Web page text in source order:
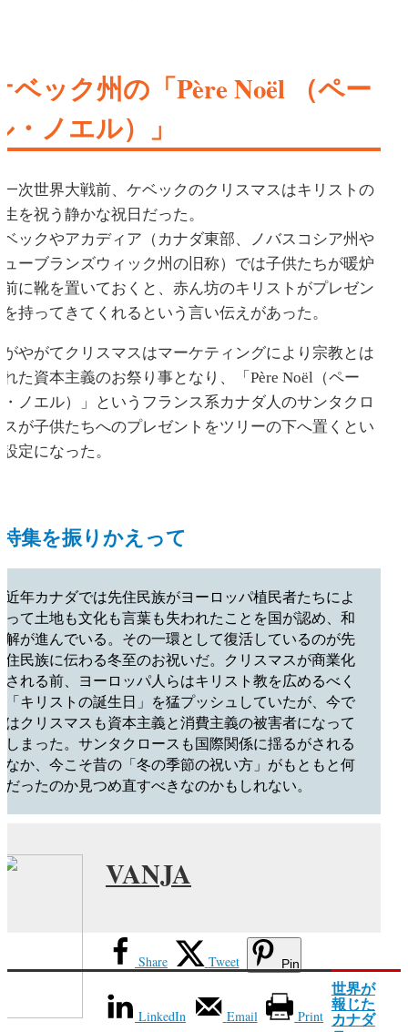
ベック州の「Père Noël （ペー
・ノエル）」
次世界大戦前、ケベックのクリスマスはキリストの
を祝う静かな祝日だった。
ックやアカディア（カナダ東部、ノバスコシア州や
ーブランズウィック州の旧称）では子供たちが暖炉
に靴を置いておくと、赤ん坊のキリストがプレゼン
持ってきてくれるという言い伝えがあった。
やがてクリスマスはマーケティングにより宗教とは
た資本主義のお祭り事となり、「Père Noël（ペー
ノエル）」というフランス系カナダ人のサンタクロ
が子供たちへのプレゼントをツリーの下へ置くとい
定になった。
特集を振りかえって
近年カナダでは先住民族がヨーロッパ植民者たちによ
って土地も文化も言葉も失われたことを国が認め、和
解が進んでいる。その一環として復活しているのが先
住民族に伝わる冬至のお祝いだ。クリスマスが商業化
される前、ヨーロッパ人らはキリスト教を広めるべく
「キリストの誕生日」を猛プッシュしていたが、今で
はクリスマスも資本主義と消費主義の被害者になって
しまった。サンタクロースも国際関係に揺るがされる
なか、今こそ昔の「冬の季節の祝い方」がもともと何
だったのか見つめ直すべきなのかもしれない。
VANJA
Share Tweet Pin
LinkedIn Email Print
世界が
報じた
カナダ